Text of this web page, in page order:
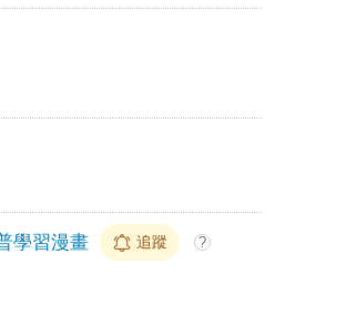
學習漫畫 追蹤 ?